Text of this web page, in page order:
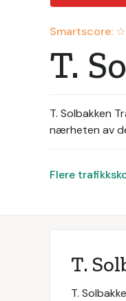
Smartscore: ☆
T.
T. Solbakken
nærheten av
Flere
T.
T.